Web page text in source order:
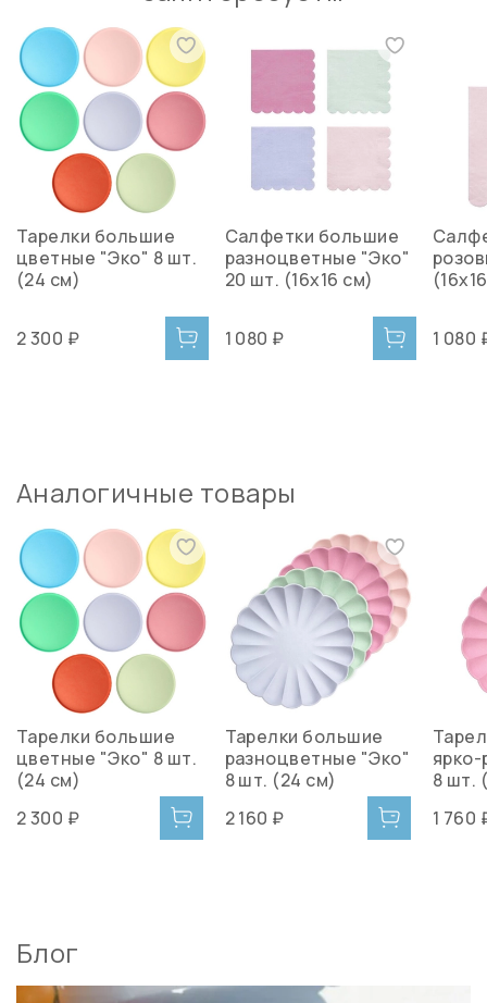
Тарелки большие
цветные "Эко" 8 шт.
(24 см)
2 300 ₽
Салфетки большие
разноцветные "Эко"
20 шт. (16х16 см)
1 080 ₽ 1 080
Аналогичные товары
Тарелки большие
цветные "Эко" 8 шт.
(24 см)
2 300 ₽
Тарелки большие
разноцветные "Эко"
8 шт. (24 см)
2 160 ₽
8 шт.
1 760
Блог